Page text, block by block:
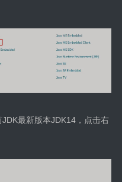
最新版本JDK14，点击右